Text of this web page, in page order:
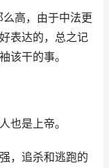
高，由于中法更
表达的，总之记
该干的事。
也是上帝。
，追杀和逃跑的